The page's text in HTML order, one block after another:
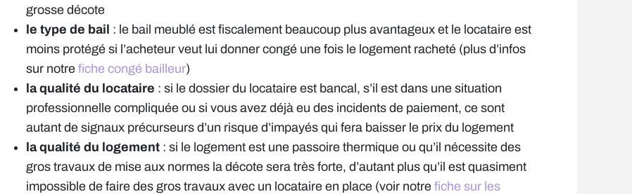
grosse décote
le type de bail : le bail meublé est fiscalement beaucoup plus avantageux et le locataire est
moins protégé si l’acheteur veut lui donner congé une fois le logement racheté (plus d’infos
sur notre fiche congé bailleur)
la qualité du locataire : si le dossier du locataire est bancal, s’il est dans une situation
professionnelle compliquée ou si vous avez déjà eu des incidents de paiement, ce sont
autant de signaux précurseurs d’un risque d’impayés qui fera baisser le prix du logement
la qualité du logement: si le logement est une passoire thermique ou qu’il nécessite des
gros travaux de mise aux normes la décote sera très forte, d’autant plus qu’il est quasiment
impossible de faire des gros travaux avec un locataire en place (voir notre fiche sur les